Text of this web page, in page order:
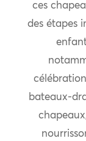
ces
des étapes
bateaux-